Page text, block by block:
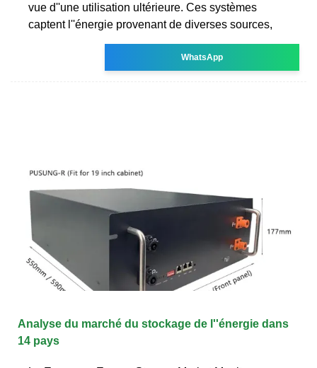
vue d''une utilisation ultérieure. Ces systèmes
captent l''énergie provenant de diverses sources,
WhatsApp
Analyse du marché du stockage de l''énergie dans
14 pays